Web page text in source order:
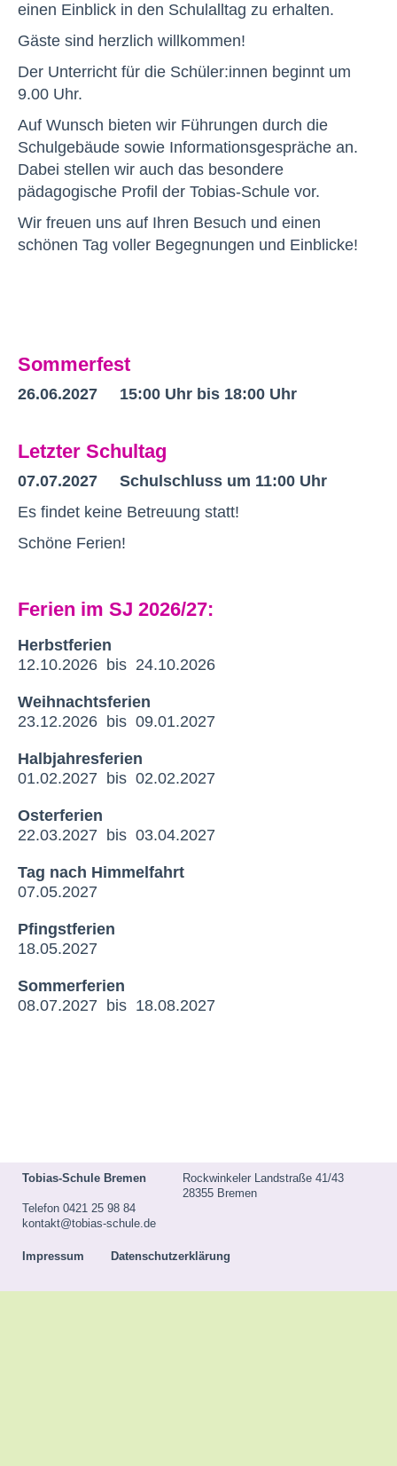
einen Einblick in den Schulalltag zu erhalten.
Gäste sind herzlich willkommen!
Der Unterricht für die Schüler:innen beginnt um
9.00 Uhr.
Auf Wunsch bieten wir Führungen durch die
Schulgebäude sowie Informationsgespräche an.
Dabei stellen wir auch das besondere
pädagogische Profil der Tobias-Schule vor.
Wir freuen uns auf Ihren Besuch und einen
schönen Tag voller Begegnungen und Einblicke!
Sommerfest
26.06.2027 15:00 Uhr bis 18:00 Uhr
Letzter Schultag
07.07.2027 Schulschluss um 11:00 Uhr
Es findet keine Betreuung statt!
Schöne Ferien!
Ferien im SJ 2026/27:
Herbstferien
12.10.2026 bis 24.10.2026
Weihnachtsferien
23.12.2026 bis 09.01.2027
Halbjahresferien
01.02.2027 bis 02.02.2027
Osterferien
22.03.2027 bis 03.04.2027
Tag nach Himmelfahrt
07.05.2027
Pfingstferien
18.05.2027
Sommerferien
08.07.2027 bis 18.08.2027
Tobias-Schule Bremen
Telefon 0421 25 98 84
kontakt@tobias-schule.de
Rockwinkeler Landstraße 41/43
28355 Bremen
Impressum Datenschutzerklärung